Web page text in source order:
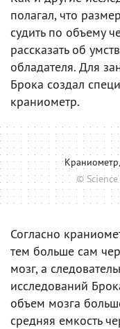
полагал, что
судить по объему
рассказать об
обладателя. Для
Брока создал
краниометр.
©
Согласно
тем больше сам
мозг, а
исследований
объем мозга
средняя емкость